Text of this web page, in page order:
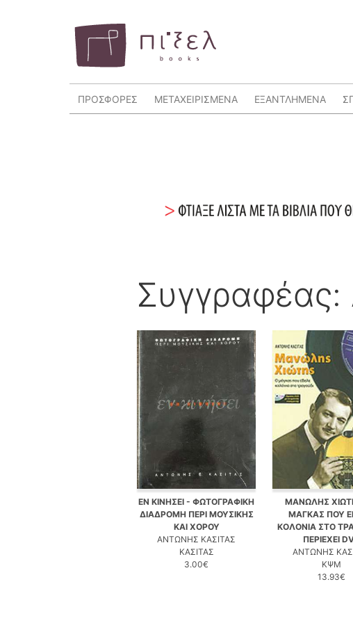
ΠΡΟΣΦΟΡΕΣ ΜΕΤΑΧΕΙΡΙΣΜΕΝΑ ΕΞΑΝΤΛΗΜΕΝΑ
ΕΝ ΚΙΝΗΣΕΙ - ΦΩΤΟΓΡΑΦΙΚΗ
ΔΙΑΔΡΟΜΗ ΠΕΡΙ ΜΟΥΣΙΚΗΣ
ΚΑΙ ΧΟΡΟΥ
ΑΝΤΩΝΗΣ ΚΑΣΙΤΑΣ
ΚΑΣΙΤΑΣ
3.00€
ΜΑΝΩΛΗΣ
ΜΑΓΚΑΣ ΠΟΥ
ΚΟΛΟΝΙΑ ΣΤΟ
ΠΕΡΙΕΧΕΙ
ΑΝΤΩΝΗΣ
ΚΨΜ
13.93€